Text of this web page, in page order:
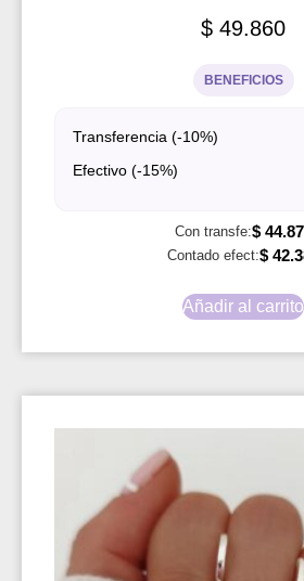
$ 49.860
BENEFICIOS
Transferencia (-10%)
Efectivo (-15%)
Con transfe:$
Contado efect:$
Añadir al carrito